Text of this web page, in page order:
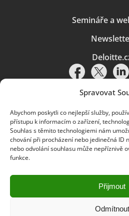
Spravovat
Abychom poskytli co nejlepší služby,
přístupu k informacím o zařízení,
Souhlas s těmito technologiemi nám
chování při procházení nebo jedinečná ID
nebo odvolání souhlasu může nepříznivě
funkce.
Přijmout
Odmítnout
Semináře a
Pravidla používání|Ochrana osobních
Deloitte.cz
© 2026. Více informací najdete v
Deloitte označuje jednu či více společností
a přidružené subjekty (souhrnně
(rovněž označovaná jako „Deloitte
společností a jejich přidružených subjektů
právním subjektem, který není oprávněn
za jinou z těchto členských společností a